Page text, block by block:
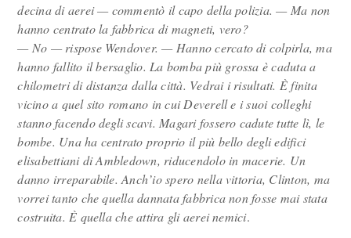
decina di aerei — commentò il capo della polizia. — Ma non
hanno centrato la fabbrica di magneti, vero?
— No — rispose Wendover. — Hanno cercato di colpirla, ma
hanno fallito il bersaglio. La bomba più grossa è caduta a
chilometri di distanza dalla città. Vedrai i risultati. È finita
vicino a quel sito romano in cui Deverell e i suoi colleghi
stanno facendo degli scavi. Magari fossero cadute tutte lì, le
bombe. Una ha centrato proprio il più bello degli edifici
elisabettiani di Ambledown, riducendolo in macerie. Un
danno irreparabile. Anch’io spero nella vittoria, Clinton, ma
vorrei tanto che quella dannata fabbrica non fosse mai stata
costruita. È quella che attira gli aerei nemici.